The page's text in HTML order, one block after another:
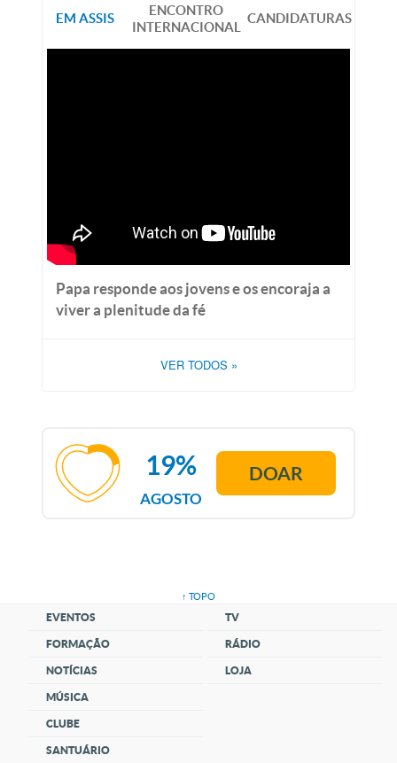
EM ASSIS
ENCONTRO
INTERNACIONAL
CANDIDATURAS
Papa responde aos jovens e os encoraja a
viver a plenitude da fé
VER TODOS »
AGOSTO
19% DOAR
↑ TOPO
EVENTOS
FORMAÇÃO
NOTÍCIAS
MÚSICA
CLUBE
SANTUÁRIO
TV
RÁDIO
LOJA